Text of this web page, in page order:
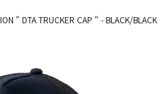
" DTA TRUCKER CAP " - BLACK/BLACK